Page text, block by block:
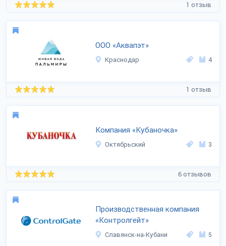
1 отзыв
ООО «Аквапэт»
Краснодар 4
1 отзыв
Компания «Кубаночка»
Октябрьский 3
6 отзывов
Производственная компания
«Контролгейт»
Славянск-на-Кубани 5